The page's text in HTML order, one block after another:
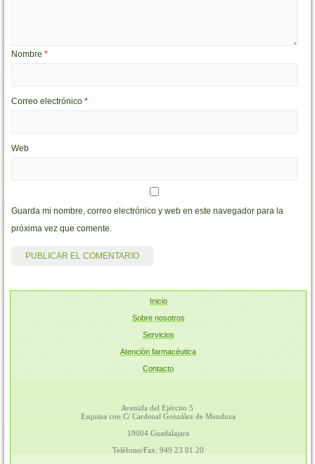
Nombre*
Correo electrónico*
Web
Guarda mi nombre, correo electrónico y web en este navegador para la
próxima vez que comente.
Inicio
Sobre nosotros
Servicios
Atención farmacéutica
Contacto
Avenida del Ejército 5
Esquina con C/ Cardenal González de Mendoza
19004 Guadalajara
Teléfono/Fax: 949 23 01 20